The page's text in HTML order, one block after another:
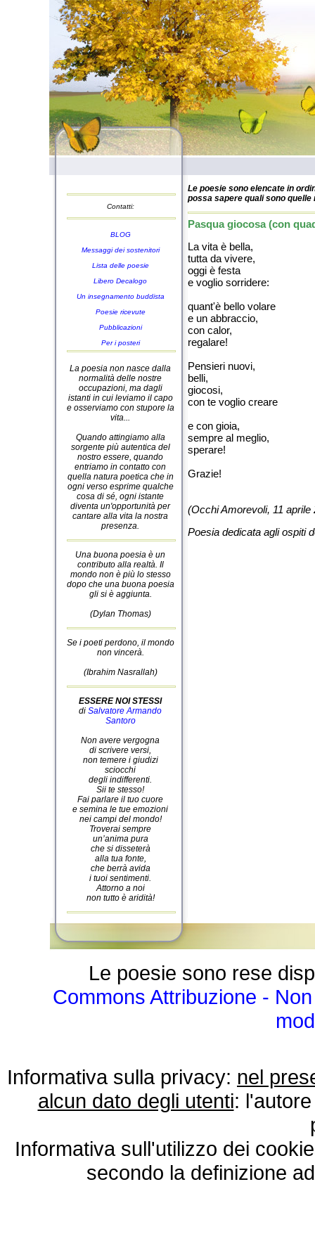
Contatti:
BLOG
Messaggi dei sostenitori
Lista delle poesie
Libero Decalogo
Un insegnamento buddista
Poesie ricevute
Pubblicazioni
Per i posteri
La poesia non nasce dalla
normalità delle nostre
occupazioni, ma dagli
istanti in cui leviamo il capo
e osserviamo con stupore la
vita...
Quando attingiamo alla
sorgente più autentica del
nostro essere, quando
entriamo in contatto con
quella natura poetica che in
ogni verso esprime qualche
cosa di sé, ogni istante
diventa un'opportunità per
cantare alla vita la nostra
presenza.
Una buona poesia è un
contributo alla realtà. Il
mondo non è più lo stesso
dopo che una buona poesia
gli si è aggiunta.
(Dylan Thomas)
Se i poeti perdono, il mondo
non vincerà.
(Ibrahim Nasrallah)
ESSERE NOI STESSI
di Salvatore Armando
Santoro
Non avere vergogna
di scrivere versi,
non temere i giudizi
sciocchi
degli indifferenti.
Sii te stesso!
Fai parlare il tuo cuore
e semina le tue emozioni
nei campi del mondo!
Troverai sempre
un’anima pura
che si disseterà
alla tua fonte,
che berrà avida
i tuoi sentimenti.
Attorno a noi
non tutto è aridità!
Le poesie sono elencate in
possa sapere quali sono
Pasqua giocosa (con
La vita è bella,
tutta da vivere,
oggi è festa
e voglio sorridere:
quant'è bello volare
e un abbraccio,
con calor,
regalare!
Pensieri nuovi,
belli,
giocosi,
con te voglio creare
e con gioia,
sempre al meglio,
sperare!
Grazie!
(Occhi Amorevoli, 11 aprile
Poesia dedicata agli ospiti
Le poesie sono rese
Commons Attribuzione -
Informativa sulla privacy: nel
alcun dato degli utenti:
Informativa sull'utilizzo dei
secondo la definizione